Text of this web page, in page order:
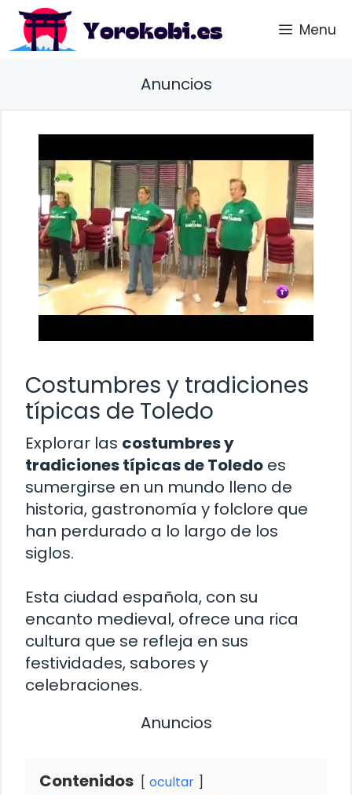
Saltar
contenido
Menu
Anuncios
Costumbres y tradiciones
típicas de Toledo
Explorar las costumbres y
tradiciones típicas de Toledo es
sumergirse en un mundo lleno de
historia, gastronomía y folclore que
han perdurado a lo largo de los
siglos.
Esta ciudad española, con su
encanto medieval, ofrece una rica
cultura que se refleja en sus
festividades, sabores y
celebraciones.
Anuncios
Contenidos ocultar